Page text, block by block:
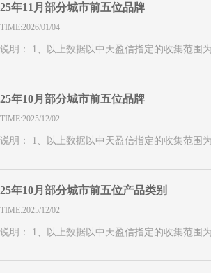
25年11月部分城市前五位品牌
TIME:2026/01/04
说明： 1、以上数据以中天盈信指定的收集范围
25年10月部分城市前五位品牌
TIME:2025/12/02
说明： 1、以上数据以中天盈信指定的收集范围
25年10月部分城市前五位产品类别
TIME:2025/12/02
说明： 1、以上数据以中天盈信指定的收集范围